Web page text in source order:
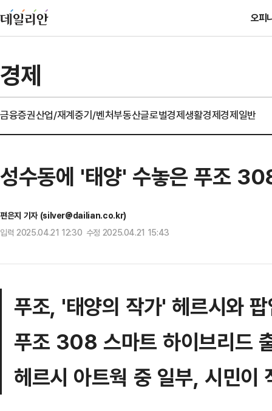
오피
경제
금융증권산업/재계중기/벤처부동산글로벌경제생활경제경제일반
성수동에 '태양' 수놓은 푸조
편은지 기자 (silver@dailian.co.kr)
입력 2025.04.21 12:30 수정 2025.04.21 15:43
푸조, '태양의 작가' 헤르시와
푸조 308 스마트 하이브리드
헤르시 아트웍 중 일부, 시민이